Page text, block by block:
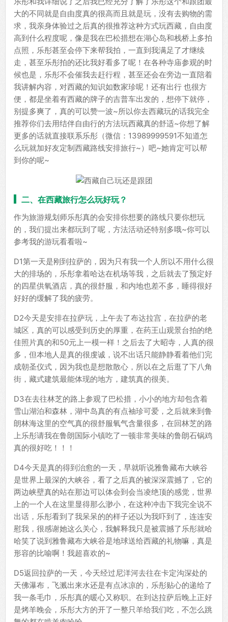
大的不同就是自由度真的很高而且就是玩，没有去购物的需
求，我亲身体验过之后真的很推荐这种方式玩西藏，自由度
高到什么程度呢，像是我在巴松措想在湖心岛和栈桥上多拍
点照，乐彤甚至会停下来帮我拍，一直到我满足了才继续
走，甚至乐彤拍的还比我好看多了呢！在各种寺庙参观的时
候也是，乐彤不会催我去赶行程，甚至还会在旁边一直陪着
我讲解内容，对西藏的知识如数家珍呢！还有出行 也很方
便，都是坐着有西藏的牌子的吉普车出发的，想停下就停，
别提多爽了，真的可以赞一波~所以你去西藏玩的话我完全
推荐你们去用结伴自由行的方法玩西藏真的舒适~你想了解
更多的话就直接联系乐彤（微信：13989999591不知道怎
么玩就加好友定制西藏路线安排旅行~）吧~她肯定可以帮
到你的呢~
二、在西藏旅行怎么玩好玩？
作为旅游规划师乐彤真的会安排你想要的路线只要你想玩
的，我们提出来都玩到了呢，方法活动还特别多哦~你可以
参考我的游玩看看啦~
D1第一天是刚到拉萨的，因为只有我一个人所以不用什么很
大的排场的，乐彤拿着哈达在机场等我，之后就去了预定好
的四星供氧酒店，真的很舒服，和内地也差不多，睡得很好
好好的缓解了我的疲劳。
D2今天是安排在拉萨玩，上午去了布达拉宫，在拉萨的老
城区，真的可以感受到历史的厚重，在药王山观景台拍的绝
佳照片真的和50元上一模一样！之后去了大昭寺，人真的很
多，但本地人是真的很虔诚，说不出话只能静静看着他们完
成朝圣仪式，因为我也是想散散心，所以在之后逛了下八角
街，藏式建筑最能体现的地方，建筑真的很美。
D3在去往林芝的路上参观了巴松措，小小的地方却包含着
雪山湖泊和森林，湖中岛真的有点袖珍可爱，之后就来到鲁
朗林海这里的空气真的很舒服氧气含量很多，在回林芝的路
上乐彤请我在鲁朗国际小镇吃了一顿非常美味的鲁朗石锅鸡
真的很好吃！！！
D4今天是真的得到治愈的一天，早就听说雅鲁藏布大峡谷
是世界上最深的大峡谷，看了之后真的被深深震撼了，它的
两边峡壁真的站在那边可以体会到会当凌绝顶的感觉，世界
上的一个人在这里显得那么渺小，在这种冲击下我完全说不
出话，乐彤看到了我呆呆的的样子还以为我吓到了，连连安
慰我，很感谢她这么关心，我解释我只是被震撼了乐彤就哈
哈笑了说到雅鲁藏布大峡谷是地球送给西藏的礼物嘛，真是
形容的比喻啊！我超喜欢的~
D5返回拉萨的一天，今天经过尼洋河去往在卡定沟深处的
天佛瀑布，飞溅出来水还是有点冰凉的，乐彤贴心的递给了
我一条毛巾，乐彤真的暖心又称职。在到达拉萨后晚上正好
是烤羊晚会，乐彤大方的开了一整只羊给我们吃，不怎么跳